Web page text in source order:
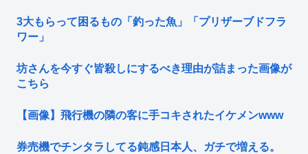
3大もらって困るもの「釣った魚」「プリザーブドフラ
ワー」
坊さんを今すぐ皆殺しにするべき理由が詰まった画像が
こちら
【画像】飛行機の隣の客に手コキされたイケメンwww
券売機でチンタラしてる鈍感日本人、ガチで増える。